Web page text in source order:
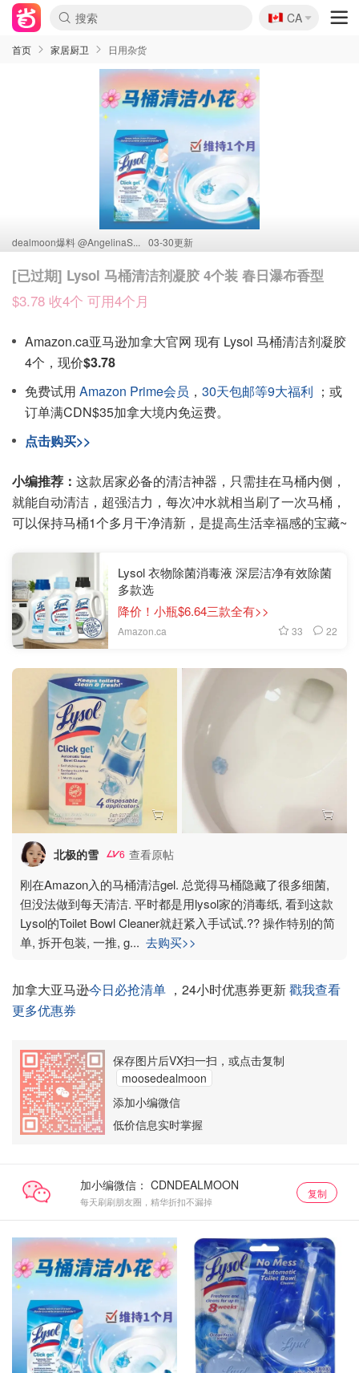
🇨🇦
CA
首页 家居厨卫 日用杂货
dealmoon爆料 @AngelinaS... 03-30更新
[已过期] Lysol 马桶清洁剂凝胶 4个装 春日瀑布香型
$3.78 收4个 可用4个月
Amazon.ca亚马逊加拿大官网 现有 Lysol 马桶清洁剂凝胶
4个，现价$3.78
免费试用 Amazon Prime会员 ， 30天包邮等9大福利 ；或
订单满CDN$35加拿大境内免运费。
点击购买>>
小编推荐： 这款居家必备的清洁神器，只需挂在马桶内侧，
就能自动清洁，超强洁力，每次冲水就相当刷了一次马桶，
可以保持马桶1个多月干净清新，是提高生活幸福感的宝藏~
Lysol 衣物除菌消毒液 深层洁净有效除菌
多款选
降价！小瓶$6.64三款全有>>
Amazon.ca 33 22
北极的雪 6 查看原帖
刚在Amazon入的马桶清洁gel. 总觉得马桶隐藏了很多细菌,
但没法做到每天清洁. 平时都是用lysol家的消毒纸, 看到这款
Lysol的Toilet Bowl Cleaner就赶紧入手试试.?? 操作特别的简
单, 拆开包装, 一推, g... 去购买>>
加拿大亚马逊今日必抢清单 ，24小时优惠券更新戳我查看
更多优惠券
保存图片后VX扫一扫，或点击复制
moosedealmoon
添加小编微信
低价信息实时掌握
加小编微信：
每天刷刷朋友圈，精华折扣不漏掉
复制